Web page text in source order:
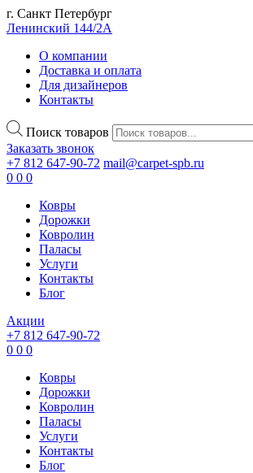
г. Санкт Петербург
Ленинский 144/2А
О компании
Доставка и оплата
Для дизайнеров
Контакты
Поиск товаров
Заказать звонок
+7 812 647-90-72 mail@carpet-spb.ru
0 0 0
Ковры
Дорожки
Ковролин
Паласы
Услуги
Контакты
Блог
Акции
+7 812 647-90-72
0 0 0
Ковры
Дорожки
Ковролин
Паласы
Услуги
Контакты
Блог